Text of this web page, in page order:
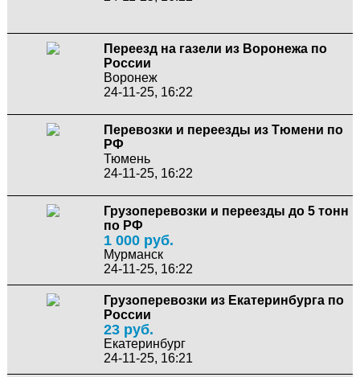
Переезд на газели из Воронежа по
России
Воронеж
24-11-25, 16:22
Перевозки и переезды из Тюмени по
РФ
Тюмень
24-11-25, 16:22
Грузоперевозки и переезды до 5 тонн
по РФ
1 000 руб.
Мурманск
24-11-25, 16:22
Грузоперевозки из Екатеринбурга по
России
23 руб.
Екатеринбург
24-11-25, 16:21